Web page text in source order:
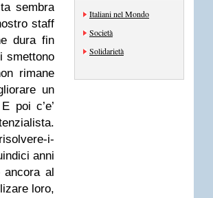
sembra
staff
dura fin
smettono
rimane
un
poi c’e’
i-
anni
ancora al
loro,
Italiani nel Mondo
Società
Solidarietà